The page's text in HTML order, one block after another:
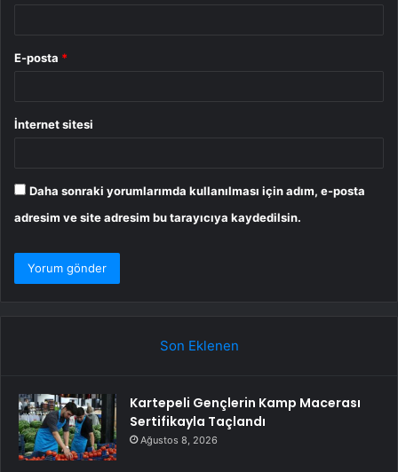
E-posta *
İnternet sitesi
Daha sonraki yorumlarımda kullanılması için adım, e-posta
adresim ve site adresim bu tarayıcıya kaydedilsin.
Son Eklenen
Kartepeli Gençlerin Kamp Macerası
Sertifikayla Taçlandı
Ağustos 8, 2026